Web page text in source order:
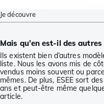
Je découvre
Mais qu’en est-il des autres
Ils existent bien d’autres
liste. Nous les avons mis de
vendus moins souvent ou
mêmes. De plus, ESEE sort
ans et peut-être même
article.